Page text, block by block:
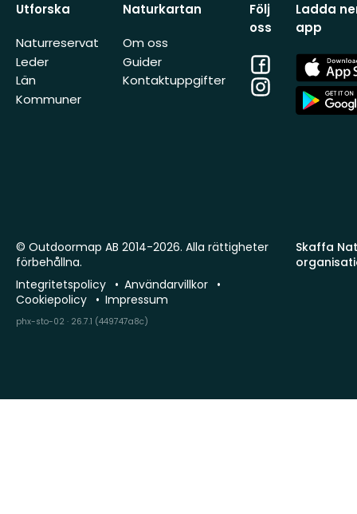
Utforska
Naturreservat
Leder
Län
Kommuner
Naturkartan
Om oss
Guider
Kontaktuppgifter
Följ
oss
Facebook
Instagram
Ladda
app
App
Store
App
Store
Skaffa
© Outdoormap AB 2014-2026. Alla rättigheter
förbehållna.
Integritetspolicy
Användarvillkor
Cookiepolicy
Impressum
phx-sto-02 · 26.7.1 (449747a8c)